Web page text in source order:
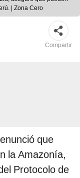
| Zona Cero
Compartir
que
la Amazonía,
Protocolo de